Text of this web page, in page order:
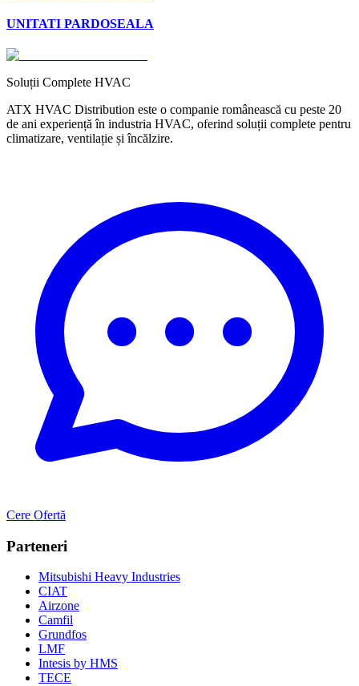
UNITATI PARDOSEALA
Soluții Complete HVAC
ATX HVAC Distribution este o companie românească cu peste 20
de ani experiență în industria HVAC, oferind soluții complete pentru
climatizare, ventilație și încălzire.
Cere Ofertă
Parteneri
Mitsubishi Heavy Industries
CIAT
Airzone
Camfil
Grundfos
LMF
Intesis by HMS
TECE